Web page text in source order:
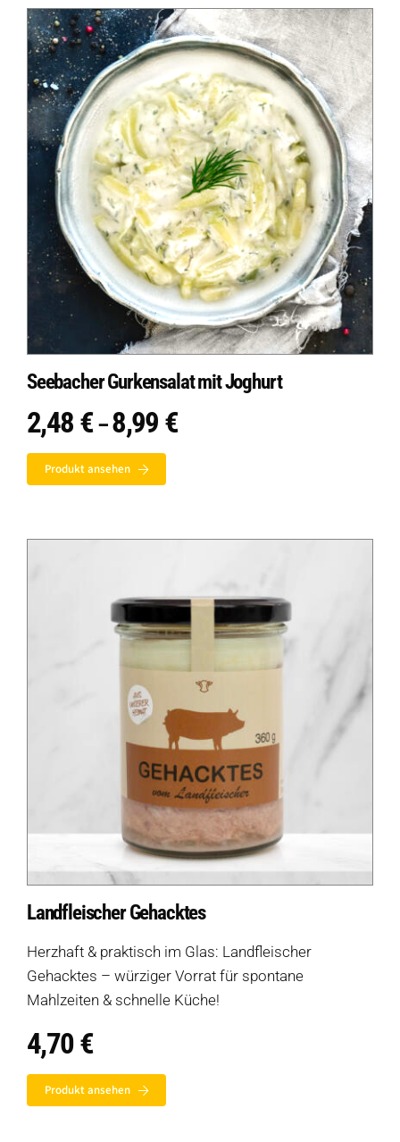
Seebacher Gurkensalat mit Joghurt
2,48 € –8,99 €Preisspanne:
2,48 €
Produkt ansehen
Landfleischer Gehacktes
Herzhaft & praktisch im Glas: Landfleischer
Gehacktes – würziger Vorrat für spontane
Mahlzeiten & schnelle Küche!
4,70€
Produkt ansehen